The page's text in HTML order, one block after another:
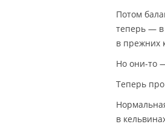
Потом
теперь — в
в прежних
Но они-то
Теперь про
в